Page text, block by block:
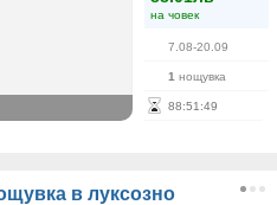
на човек
7.08-20.09
1 нощувка
88:51 :49
в луксозно